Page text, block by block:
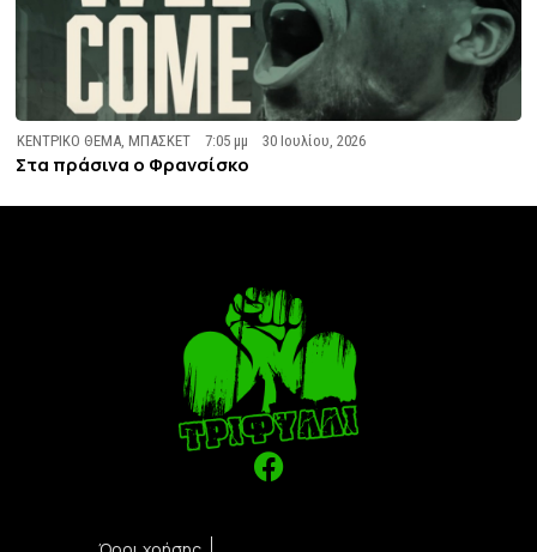
ΚΕΝΤΡΙΚΟ ΘΕΜΑ ,ΜΠΑΣΚΕΤ 7:05 μμ 30 Ιουλίου, 2026
Στα πράσινα ο Φρανσίσκο